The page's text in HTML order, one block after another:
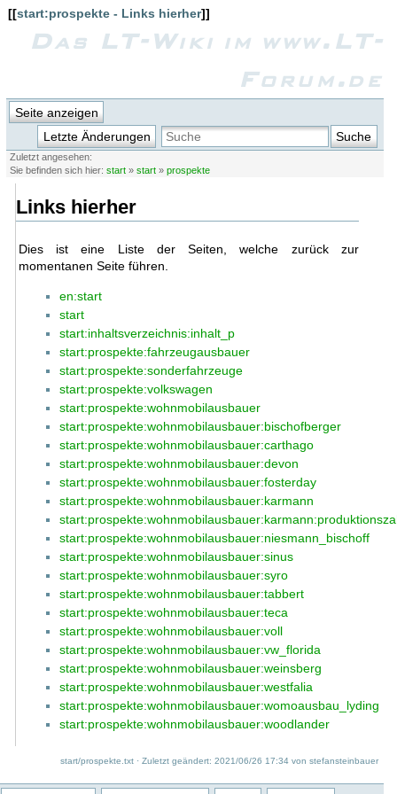
[[start:prospekte - Links hierher]]
Das LT-Wiki im www.LT-
Forum.de
Seite anzeigen
Letzte Änderungen
Suche
Zuletzt angesehen:
Sie befinden sich hier:start »start »prospekte
Links hierher
Dies ist eine Liste der Seiten, welche zurück zur
momentanen Seite führen.
en:start
start
start:inhaltsverzeichnis:inhalt_p
start:prospekte:fahrzeugausbauer
start:prospekte:sonderfahrzeuge
start:prospekte:volkswagen
start:prospekte:wohnmobilausbauer
start:prospekte:wohnmobilausbauer:bischofberger
start:prospekte:wohnmobilausbauer:carthago
start:prospekte:wohnmobilausbauer:devon
start:prospekte:wohnmobilausbauer:fosterday
start:prospekte:wohnmobilausbauer:karmann
start:prospekte:wohnmobilausbauer:niesmann_bischoff
start:prospekte:wohnmobilausbauer:sinus
start:prospekte:wohnmobilausbauer:syro
start:prospekte:wohnmobilausbauer:tabbert
start:prospekte:wohnmobilausbauer:teca
start:prospekte:wohnmobilausbauer:voll
start:prospekte:wohnmobilausbauer:vw_florida
start:prospekte:wohnmobilausbauer:weinsberg
start:prospekte:wohnmobilausbauer:westfalia
start:prospekte:wohnmobilausbauer:womoausbau_lyding
start:prospekte:wohnmobilausbauer:woodlander
start/prospekte.txt · Zuletzt geändert: 2021/06/26 17:34 vonstefansteinbauer